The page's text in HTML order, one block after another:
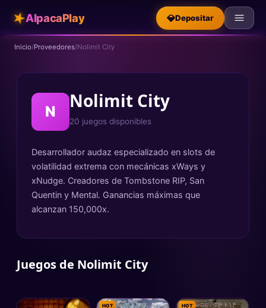
★AlpacaPlay 💎Depositar
Inicio/Proveedores/Nolimit City
N Nolimit City
20 juegos disponibles
Desarrollador audaz especializado en slots de
volatilidad extrema con mecánicas xWays y
xNudge. Creadores de Tombstone RIP, San
Quentin y Mental. Ganancias máximas que
alcanzan 150,000x.
Juegos de Nolimit City
HOT HOT